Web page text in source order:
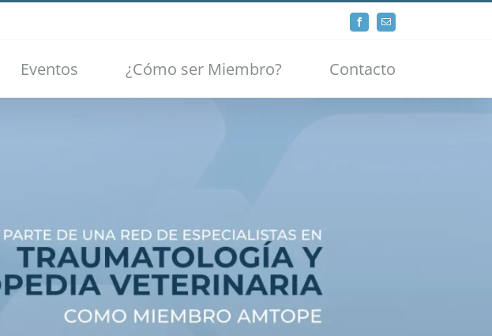
FacebookEmail
Eventos ¿Cómo ser Miembro? Contacto